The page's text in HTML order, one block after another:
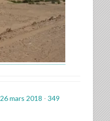
26 mars 2018 - 349